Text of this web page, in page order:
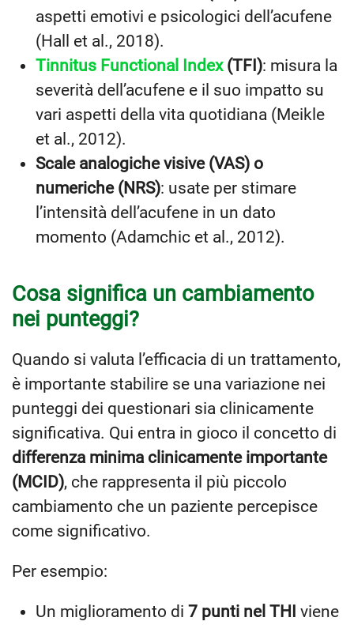
aspetti emotivi e psicologici dell’acufene
(Hall et al., 2018).
Tinnitus Functional Index(TFI): misura la
severità dell’acufene e il suo impatto su
vari aspetti della vita quotidiana (Meikle
et al., 2012).
Scale analogiche visive (VAS) o
numeriche (NRS): usate per stimare
l’intensità dell’acufene in un dato
momento (Adamchic et al., 2012).
Cosa significa un cambiamento
nei punteggi?
Quando si valuta l’efficacia di un trattamento,
è importante stabilire se una variazione nei
punteggi dei questionari sia clinicamente
significativa. Qui entra in gioco il concetto di
differenza minima clinicamente importante
(MCID), che rappresenta il più piccolo
cambiamento che un paziente percepisce
come significativo.
Per esempio:
Un miglioramento di 7 punti nel THI viene